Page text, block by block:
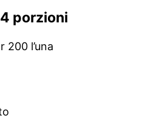
porzioni
200 l’una